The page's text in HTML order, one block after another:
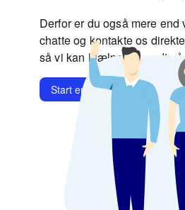
Derfor er du også mere end
chatte og kontakte os
så vi kan hjælpe dig godt på
Start en chat Kontakt